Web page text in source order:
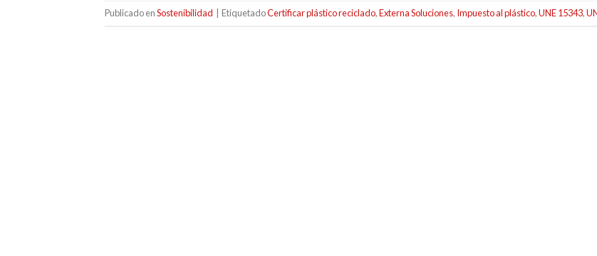
Publicado enSostenibilidad EtiquetadoCertificar plástico reciclado,Externa Soluciones, Impuesto al plástico,UNE 15343,